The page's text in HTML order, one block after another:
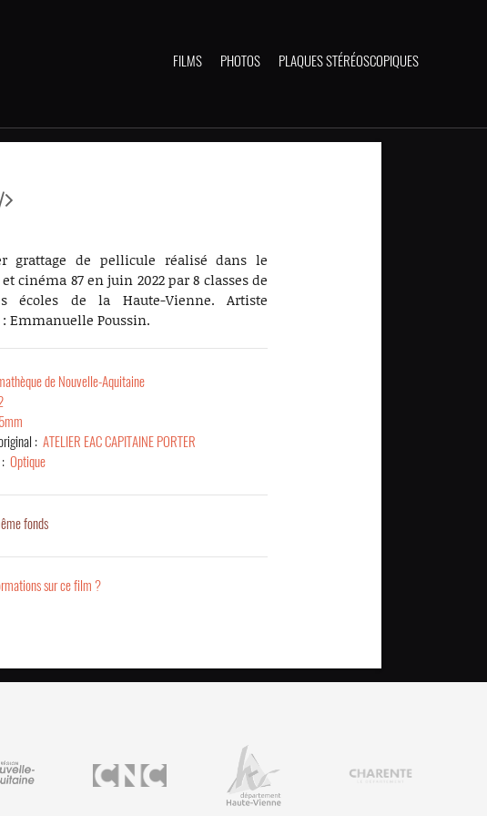
FILMS PHOTOS PLAQUES STÉRÉOSCOPIQUES
grattage de pellicule réalisé dans le
cinéma 87 en juin 2022 par 8 classes de
écoles de la Haute-Vienne. Artiste
Emmanuelle Poussin.
de Nouvelle-Aquitaine
: ATELIER EAC CAPITAINE PORTER
Optique
fonds
sur ce film ?